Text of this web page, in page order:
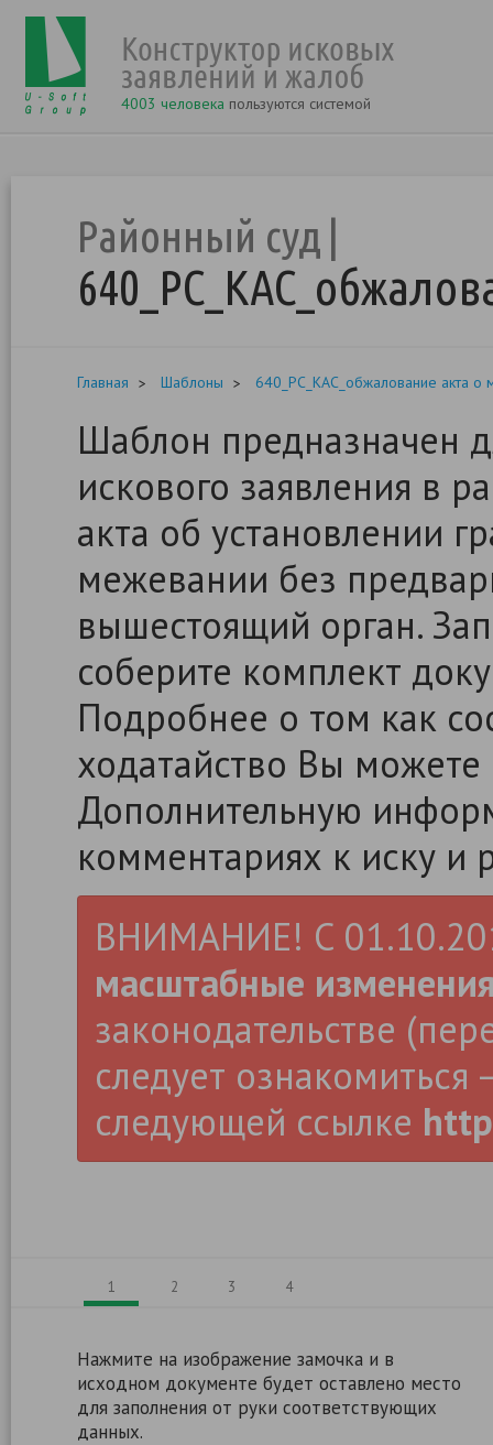
4003 человека пользуются системой
Районный суд
Главная Шаблоны 640_РС_КАС_обжалование акта о
Шаблон предназначен
искового заявления в
акта об установлении
межевании без
вышестоящий орган.
соберите комплект
Подробнее о том как
ходатайство Вы
Дополнительную
комментариях к иску и
ВНИМАНИЕ! С
масштабные
законодательстве
следует ознакомиться
следующей ссылке
1 2 3 4
Нажмите на изображение замочка и в
исходном документе будет оставлено место
для заполнения от руки соответствующих
данных.